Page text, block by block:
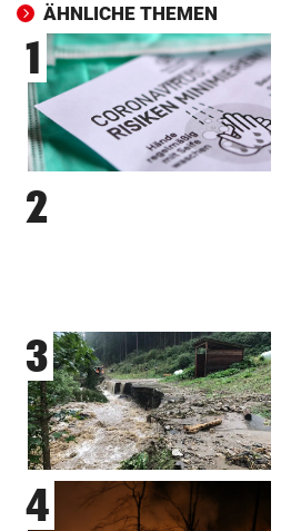
ÄHNLICHE THEMEN
1
2
3
4